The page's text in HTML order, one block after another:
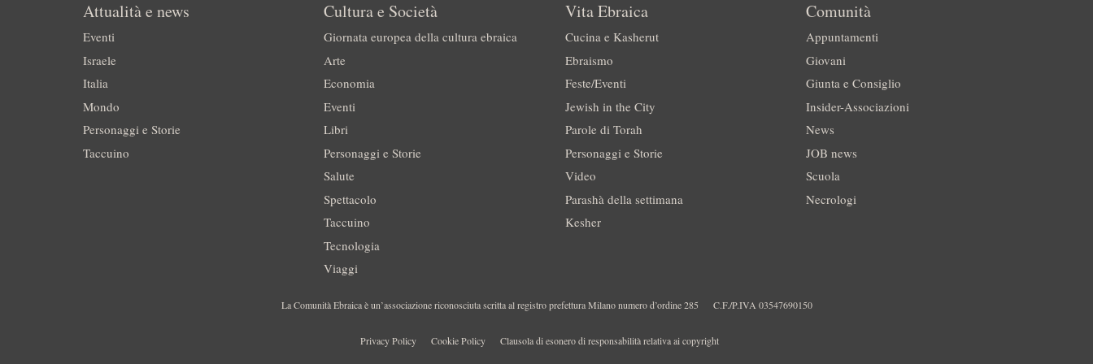
Attualità e news
Eventi
Israele
Italia
Mondo
Personaggi e Storie
Taccuino
Cultura e Società
Giornata europea della cultura ebraica
Arte
Economia
Eventi
Libri
Personaggi e Storie
Salute
Spettacolo
Taccuino
Tecnologia
Viaggi
Vita Ebraica
Cucina e Kasherut
Ebraismo
Feste/Eventi
Jewish in the City
Parole di Torah
Personaggi e Storie
Video
Parashà della settimana
Kesher
Comunità
Appuntamenti
Giovani
Giunta e Consiglio
Insider-Associazioni
News
JOB news
Scuola
Necrologi
La Comunità Ebraica è un’associazione riconosciuta scritta al registro prefettura Milano numero d’ordine 285 C.F./P.IVA 03547690150
Privacy Policy Cookie Policy Clausola di esonero di responsabilità relativa ai copyright